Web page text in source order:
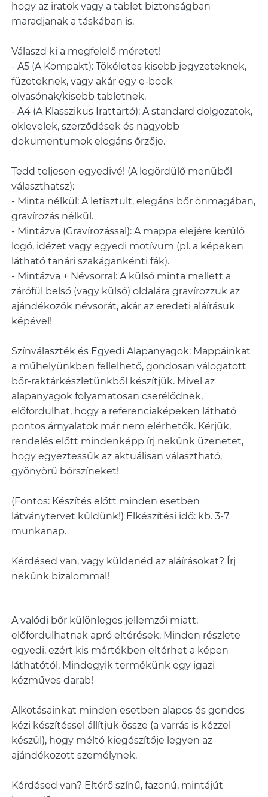
hogy az iratok vagy a tablet biztonságban
maradjanak a táskában is.
Válaszd ki a megfelelő méretet!
- A5 (A Kompakt): Tökéletes kisebb jegyzeteknek,
füzeteknek, vagy akár egy e-book
olvasónak/kisebb tabletnek.
- A4 (A Klasszikus Irattartó): A standard dolgozatok,
oklevelek, szerződések és nagyobb
dokumentumok elegáns őrzője.
Tedd teljesen egyedivé! (A legördülő menüből
választhatsz):
- Minta nélkül: A letisztult, elegáns bőr önmagában,
gravírozás nélkül.
- Mintázva (Gravírozással): A mappa elejére kerülő
logó, idézet vagy egyedi motívum (pl. a képeken
látható tanári szakágankénti fák).
- Mintázva + Névsorral: A külső minta mellett a
zárófül belső (vagy külső) oldalára gravírozzuk az
ajándékozók névsorát, akár az eredeti aláírásuk
képével!
Színválaszték és Egyedi Alapanyagok: Mappáinkat
a műhelyünkben fellelhető, gondosan válogatott
bőr-raktárkészletünkből készítjük. Mivel az
alapanyagok folyamatosan cserélődnek,
előfordulhat, hogy a referenciaképeken látható
pontos árnyalatok már nem elérhetők. Kérjük,
rendelés előtt mindenképp írj nekünk üzenetet,
hogy egyeztessük az aktuálisan választható,
gyönyörű bőrszíneket!
(Fontos: Készítés előtt minden esetben
látványtervet küldünk!) Elkészítési idő: kb. 3-7
munkanap.
Kérdésed van, vagy küldenéd az aláírásokat? Írj
nekünk bizalommal!
A valódi bőr különleges jellemzői miatt,
előfordulhatnak apró eltérések. Minden részlete
egyedi, ezért kis mértékben eltérhet a képen
láthatótól. Mindegyik termékünk egy igazi
kézműves darab!
Alkotásainkat minden esetben alapos és gondos
kézi készítéssel állítjuk össze (a varrás is kézzel
készül), hogy méltó kiegészítője legyen az
ajándékozott személynek.
Kérdésed van? Eltérő színű, fazonú, mintájút